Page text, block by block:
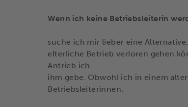
Wenn ich keine Betriebsleiterin
suche ich mir lieber eine
elterliche Betrieb verloren gehen
Antrieb ich
ihm gebe. Obwohl ich in einem
Betriebsleiterinnen.